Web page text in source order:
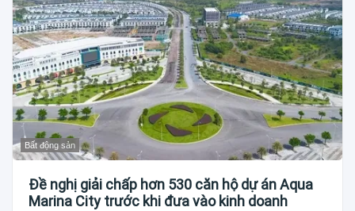
Bất động sản
Đề nghị giải chấp hơn 530 căn hộ dự án Aqua
Marina City trước khi đưa vào kinh doanh